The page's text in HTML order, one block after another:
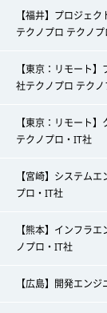
【福井】プロジェ
テクノプロ テクノ
【東京：リモート
社テクノプロ テク
【東京：リモート
テクノプロ・IT社
【宮崎】システム
プロ・IT社
【熊本】インフラ
ノプロ・IT社
【広島】開発エン